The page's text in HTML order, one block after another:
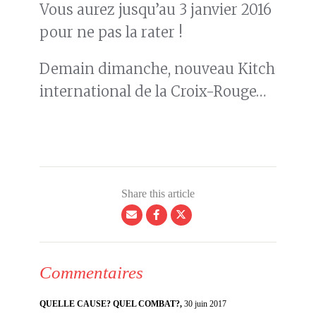
Vous aurez jusqu’au 3 janvier 2016
pour ne pas la rater !
Demain dimanche, nouveau Kitch
international de la Croix-Rouge…
Share this article
Commentaires
QUELLE CAUSE? QUEL COMBAT?, 30 juin 2017